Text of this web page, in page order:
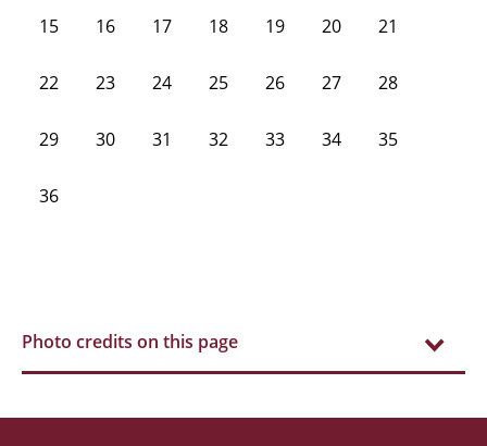
15 16 17 18 19 20 21
22 23 24 25 26 27 28
29 30 31 32 33 34 35
36
Photo credits on this page